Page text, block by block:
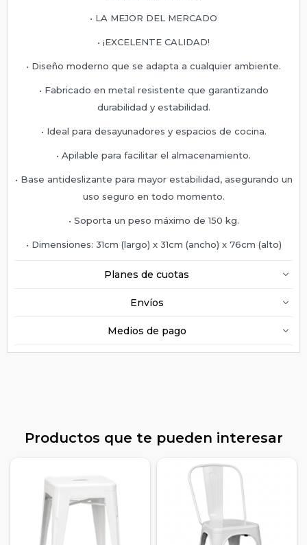
• LA MEJOR DEL MERCADO
• ¡EXCELENTE CALIDAD!
• Diseño moderno que se adapta a cualquier ambiente.
• Fabricado en metal resistente que garantizando
durabilidad y estabilidad.
• Ideal para desayunadores y espacios de cocina.
• Apilable para facilitar el almacenamiento.
• Base antideslizante para mayor estabilidad, asegurando un
uso seguro en todo momento.
• Soporta un peso máximo de 150 kg.
• Dimensiones: 31cm (largo) x 31cm (ancho) x 76cm (alto)
Planes de cuotas
Envíos
Medios de pago
Productos que te pueden interesar